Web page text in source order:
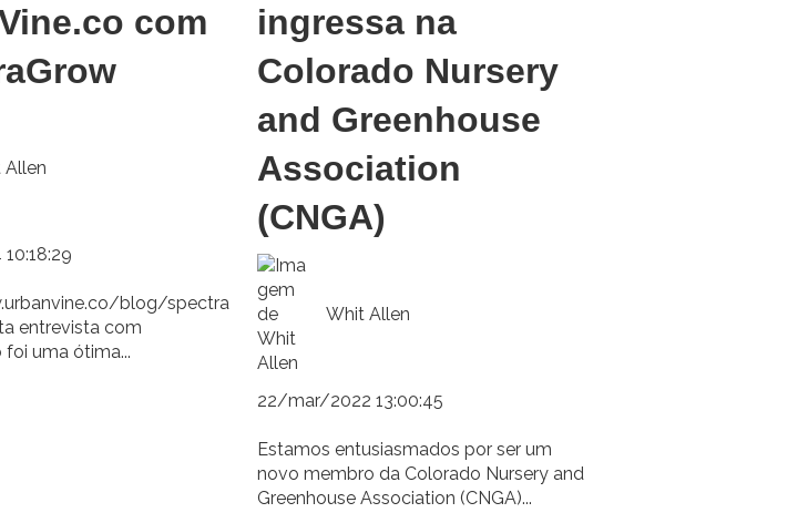
com
Allen
blog/spectra
entrevista com
foi uma ótima...
ingressa na
Colorado Nursery
and Greenhouse
Association
(CNGA)
Whit Allen
22/mar/2022 13:00:45
Estamos entusiasmados por ser um
novo membro da Colorado Nursery and
Greenhouse Association (CNGA)...